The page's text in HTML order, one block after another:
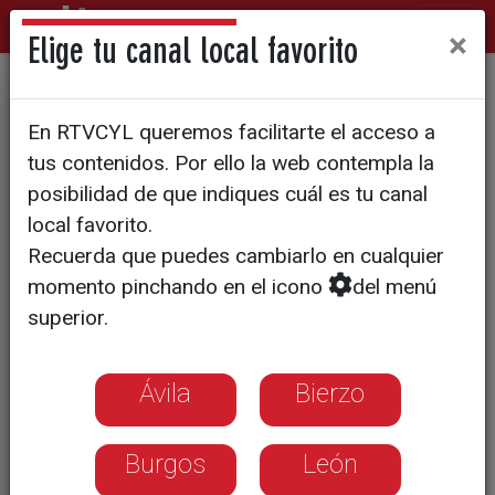
El CIC diseña una
herramienta bioinformática
capaz de predecir nuevas
terapias
Elige tu canal local favorito ×
En RTVCYL queremos facilitarte el acceso a
tus contenidos. Por ello la web contempla la
posibilidad de que indiques cuál es tu canal
local favorito.
Recuerda que puedes cambiarlo en cualquier
momento pinchando en el icono
del menú
superior.
Ávila Bierzo
Burgos León